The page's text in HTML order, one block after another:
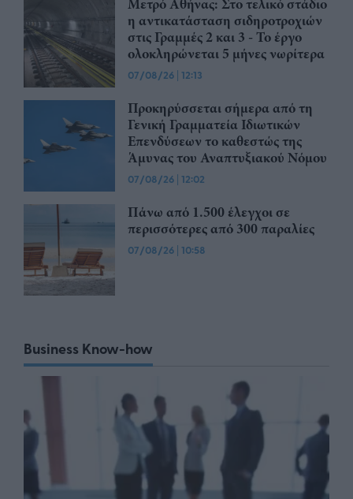
Μετρό Αθήνας: Στο τελικό στάδιο
η αντικατάσταση σιδηροτροχιών
στις Γραμμές 2 και 3 - Το έργο
ολοκληρώνεται 5 μήνες νωρίτερα
07/08/26 | 12:13
Προκηρύσσεται σήμερα από τη
Γενική Γραμματεία Ιδιωτικών
Επενδύσεων το καθεστώς της
Άμυνας του Αναπτυξιακού Νόμου
07/08/26 | 12:02
Πάνω από 1.500 έλεγχοι σε
περισσότερες από 300 παραλίες
07/08/26 | 10:58
Business Know-how